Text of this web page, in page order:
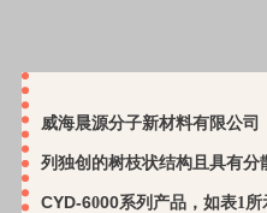
威海晨源分子新材料有限公司
列 独创的树枝状结构且具有分
CYD-6000系列产品， 如表1所